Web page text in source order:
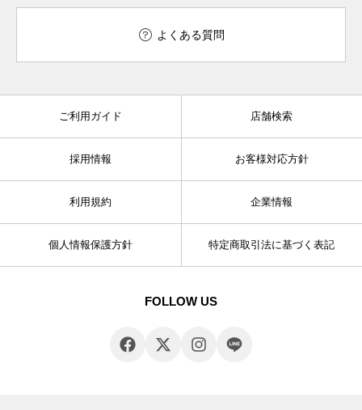
よくある質問
ご利用ガイド 店舗検索
採用情報 お客様対応方針
利用規約 企業情報
個人情報保護方針 特定商取引法に基づく表記
FOLLOW US